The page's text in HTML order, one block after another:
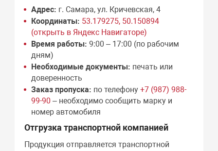
Адрес: г. Самара, ул. Кричевская, 4
Координаты: 53.179275, 50.150894
(открыть в Яндекс Навигаторе)
Время работы: 9:00 – 17:00 (по рабочим
дням)
Необходимые документы: печать или
доверенность
Заказ пропуска: по телефону+7 (987) 988-
99-90 – необходимо сообщить марку и
номер автомобиля
Отгрузка транспортной компанией
Продукция отправляется транспортной